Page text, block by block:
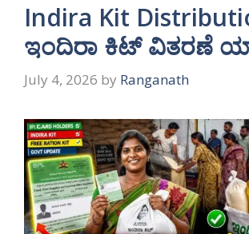
Indira Kit
ಇಂದಿರಾ ಕಿಟ್ ವಿತರಣೆ
July 4, 2026 by Ranganath